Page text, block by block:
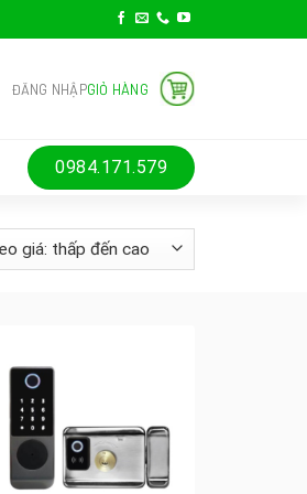
ĐĂNG NHẬPGIỎ HÀNG
0984.171.579